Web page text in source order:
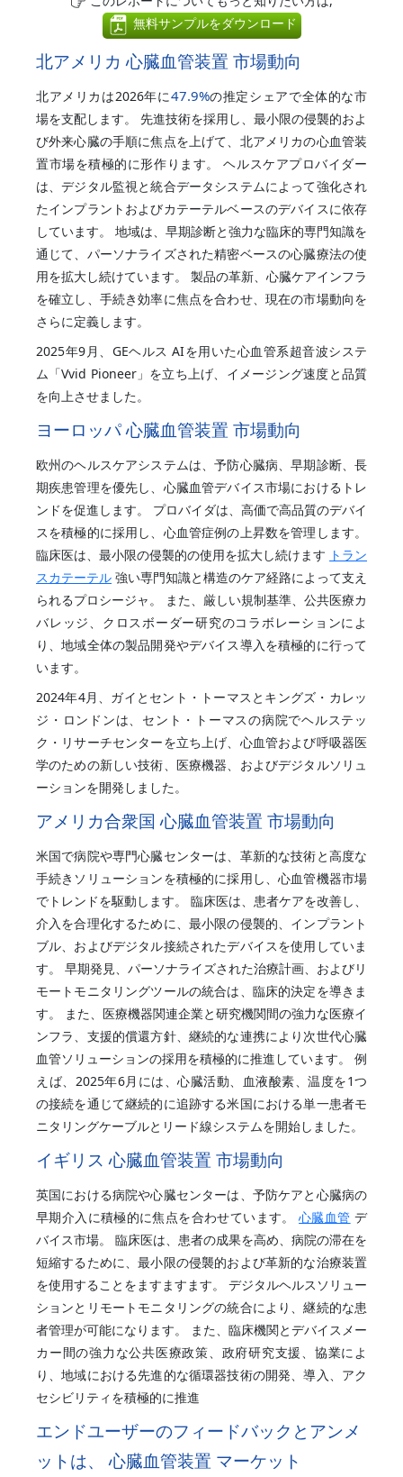
無料サンプルをダウンロード
北アメリカ 心臓血管装置 市場動向
北アメリカは2026年に47.9%の推定シェアで全体的な市
場を支配します。 先進技術を採用し、最小限の侵襲的およ
び外来心臓の手順に焦点を上げて、北アメリカの心血管装
置市場を積極的に形作ります。 ヘルスケアプロバイダー
は、デジタル監視と統合データシステムによって強化され
たインプラントおよびカテーテルベースのデバイスに依存
しています。 地域は、早期診断と強力な臨床的専門知識を
通じて、パーソナライズされた精密ベースの心臓療法の使
用を拡大し続けています。 製品の革新、心臓ケアインフラ
を確立し、手続き効率に焦点を合わせ、現在の市場動向を
さらに定義します。
2025年9月、GEヘルス AIを用いた心血管系超音波システ
ム「Vvid Pioneer」を立ち上げ、イメージング速度と品質
を向上させました。
ヨーロッパ 心臓血管装置 市場動向
欧州のヘルスケアシステムは、予防心臓病、早期診断、長
期疾患管理を優先し、心臓血管デバイス市場におけるトレ
ンドを促進します。 プロバイダは、高価で高品質のデバイ
スを積極的に採用し、心血管症例の上昇数を管理します。
臨床医は、最小限の侵襲的の使用を拡大し続けます トラン
スカテーテル 強い専門知識と構造のケア経路によって支え
られるプロシージャ。 また、厳しい規制基準、公共医療カ
バレッジ、クロスボーダー研究のコラボレーションによ
り、地域全体の製品開発やデバイス導入を積極的に行って
います。
2024年4月、ガイとセント・トーマスとキングズ・カレッ
ジ・ロンドンは、セント・トーマスの病院でヘルステッ
ク・リサーチセンターを立ち上げ、心血管および呼吸器医
学のための新しい技術、医療機器、およびデジタルソリュ
ーションを開発しました。
アメリカ合衆国 心臓血管装置 市場動向
米国で病院や専門心臓センターは、革新的な技術と高度な
手続きソリューションを積極的に採用し、心血管機器市場
でトレンドを駆動します。 臨床医は、患者ケアを改善し、
介入を合理化するために、最小限の侵襲的、インプラント
ブル、およびデジタル接続されたデバイスを使用していま
す。 早期発見、パーソナライズされた治療計画、およびリ
モートモニタリングツールの統合は、臨床的決定を導きま
す。 また、医療機器関連企業と研究機関間の強力な医療イ
ンフラ、支援的償還方針、継続的な連携により次世代心臓
血管ソリューションの採用を積極的に推進しています。 例
えば、2025年6月には、心臓活動、血液酸素、温度を1つ
の接続を通じて継続的に追跡する米国における単一患者モ
ニタリングケーブルとリード線システムを開始しました。
イギリス 心臓血管装置 市場動向
英国における病院や心臓センターは、予防ケアと心臓病の
早期介入に積極的に焦点を合わせています。心臓血管 デ
バイス市場。 臨床医は、患者の成果を高め、病院の滞在を
短縮するために、最小限の侵襲的および革新的な治療装置
を使用することをますますます。 デジタルヘルスソリュー
ションとリモートモニタリングの統合により、継続的な患
者管理が可能になります。 また、臨床機関とデバイスメー
カー間の強力な公共医療政策、政府研究支援、協業によ
り、地域における先進的な循環器技術の開発、導入、アク
セシビリティを積極的に推進
エンドユーザーのフィードバックとアンメ
ットは、 心臓血管装置 マーケット